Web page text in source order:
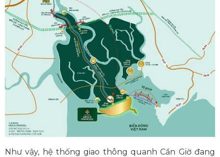
Như vậy, hệ thống giao thông quanh Cần Giờ đang